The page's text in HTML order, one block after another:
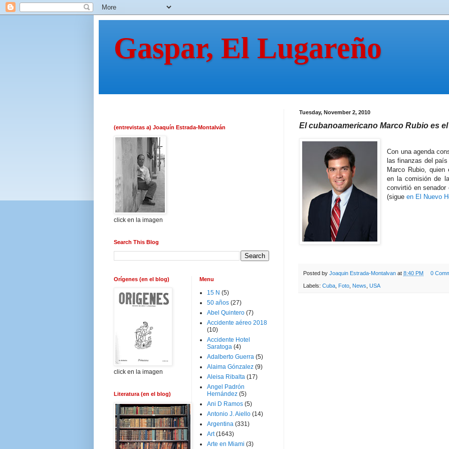
Gaspar, El Lugareño
Tuesday, November 2, 2010
El cubanoamericano Marco Rubio es
Con una agenda
las finanzas del
Marco Rubio,
en la comisión de
convirtió en senador
(sigueen El Nuevo
Posted by Joaquin Estrada-Montalvan at 8:40 PM 0
Labels: Cuba Foto News USA
(entrevistas a) Joaquín Estrada-Montalván
click en la imagen
Search This Blog
Orígenes (en el blog)
click en la imagen
Literatura (en el blog)
Menu
15 N (5)
50 años (27)
Abel Quintero (7)
Accidente aéreo 2018
(10)
Accidente Hotel
Saratoga (4)
Adalberto Guerra (5)
Alaima Gónzalez (9)
Aleisa Ribalta (17)
Angel Padrón
Hernández (5)
Ani D Ramos (5)
Antonio J. Aiello (14)
Argentina (331)
Art (1643)
Arte en Miami (3)